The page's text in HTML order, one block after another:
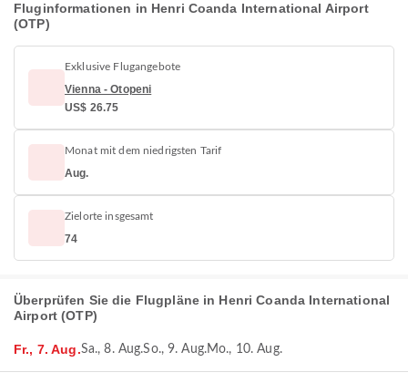
Fluginformationen in Henri Coanda International Airport
(OTP)
Exklusive Flugangebote
Vienna - Otopeni
US$ 26.75
Monat mit dem niedrigsten Tarif
Aug.
Zielorte insgesamt
74
Überprüfen Sie die Flugpläne in Henri Coanda International
Airport (OTP)
Fr., 7. Aug.Sa., 8. Aug.So., 9. Aug.Mo., 10. Aug.